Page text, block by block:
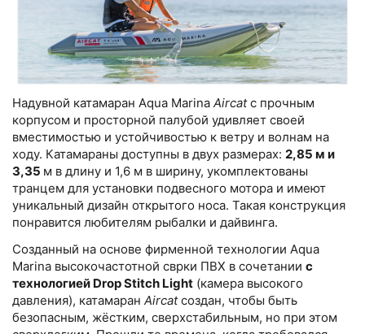
Надувной катамаран Aqua Marina Aircatс прочным
корпусом и просторной палубой удивляет своей
вместимостью и устойчивостью к ветру и волнам на
ходу. Катамараны доступны в двух размерах: 2,85 м и
3,35 м в длину и 1,6 м в ширину, укомплектованы
транцем для установки подвесного мотора и имеют
уникальный дизайн открытого носа. Такая конструкция
понравится любителям рыбалки и дайвинга.
Созданный на основе фирменной технологии Aqua
Marina высокочастотной сврки ПВХ в сочетании с
технологией Drop Stitch Light (камера высокого
давления), катамаран Aircatсоздан, чтобы быть
безопасным, жёстким, сверхстабильным, но при этом